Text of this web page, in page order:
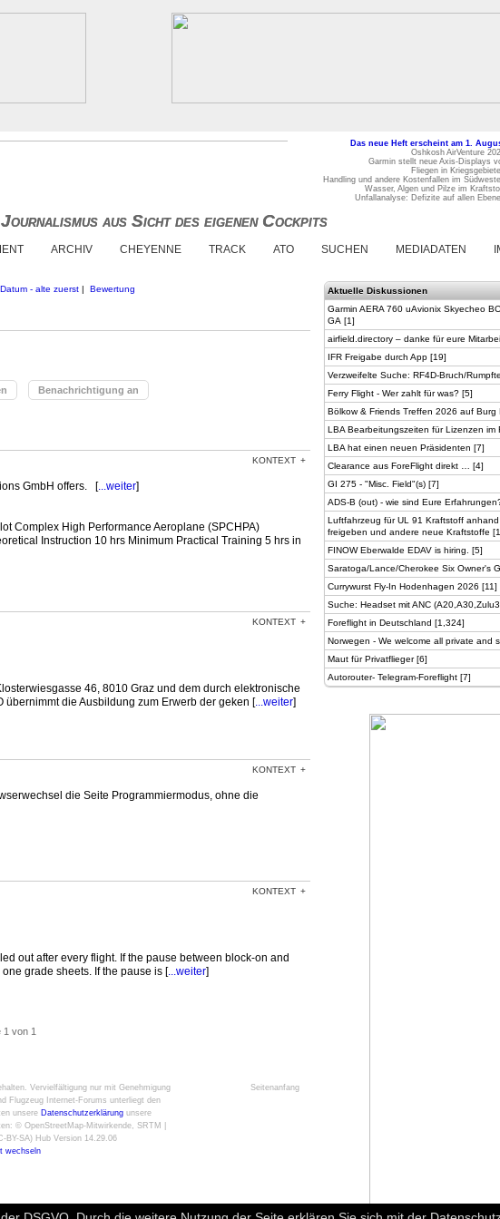
Das neue Heft erscheint am 1.
Oshkosh AirVenture
Garmin stellt neue Axis-Displays
Fliegen in
Handling und andere Kostenfallen im
Wasser, Algen und Pilze im
Unfallanalyse: Defizite auf allen
aus Sicht des eigenen Cockpits
aus Sicht des eigenen Cockpits
ARCHIV CHEYENNE TRACK ATO SUCHEN MEDIADATEN
Datum - alte zuerst | Bewertung
Benachrichtigung an
KONTEXT
GmbH offers. [...weiter]
Complex High Performance Aeroplane (SPCHPA)
Instruction 10 hrs Minimum Practical Training 5 hrs in
KONTEXT
46, 8010 Graz und dem durch elektronische
die Ausbildung zum Erwerb der geken [...weiter]
KONTEXT
die Seite Programmiermodus, ohne die
KONTEXT
out after every flight. If the pause between block-on and
grade sheets. If the pause is [...weiter]
1 von 1
Vervielfältigung nur mit Genehmigung
Flugzeug Internet-Forums unterliegt den
unsere Datenschutzerklärung unsere
© OpenStreetMap-Mitwirkende, SRTM |
BY-SA) Hub Version 14.29.06
wechseln
Seitenanfang
Aktuelle Diskussionen
Garmin AERA 760 uAvionix Skyecheo
GA [1]
airfield.directory – danke für eure
IFR Freigabe durch App [19]
Verzweifelte Suche: RF4D-Bruch/
Ferry Flight - Wer zahlt für was? [5]
Bölkow & Friends Treffen 2026 auf Burg
LBA Bearbeitungszeiten für Lizenzen im
LBA hat einen neuen Präsidenten [7]
Clearance aus ForeFlight direkt …
[4]
GI 275 - "Misc. Field"(s) [7]
ADS-B (out) - wie sind Eure
Luftfahrzeug für UL 91 Kraftstoff anhand
freigeben und andere neue Kraftstoffe [
FINOW Eberwalde EDAV is hiring.
[5]
Saratoga/Lance/Cherokee Six Owner's
Currywurst Fly-In Hodenhagen 2026 [11]
Suche: Headset mit ANC
Foreflight in Deutschland [1,324]
Norwegen - We welcome all private and
Maut für Privatflieger[6]
Autorouter- Telegram-Foreflight [7]